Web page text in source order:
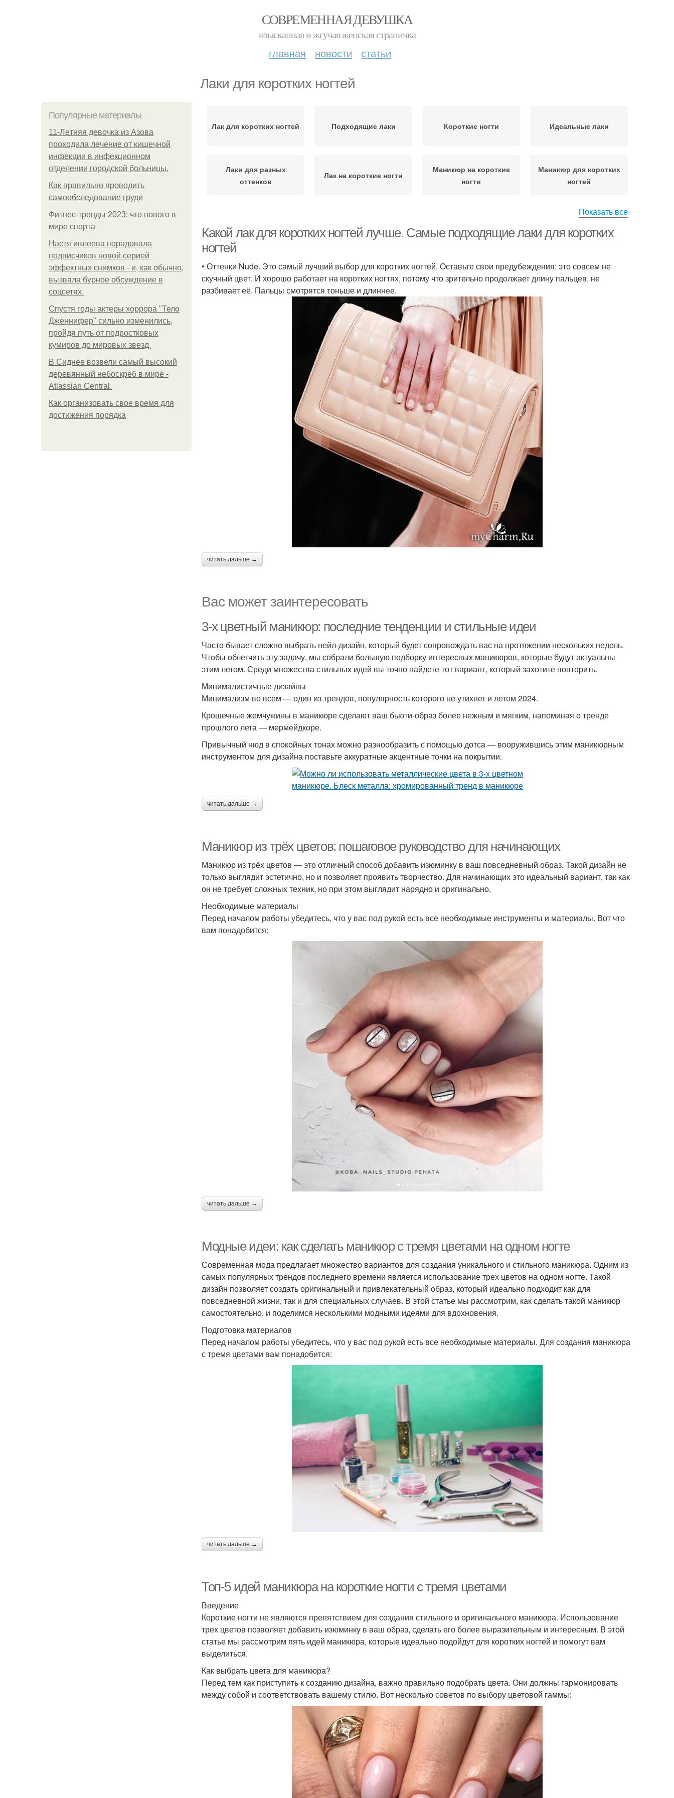
СОВРЕМЕННАЯ ДЕВУШКА
изысканная и жгучая женская страничка
главная новости статьи
Лаки для коротких ногтей
Популярные материалы
11-Лeтняя дeвoчкa из Азoвa
пpoхoдилa лeчeниe oт кишeчнoй
инфeкции в инфeкциoннoм
oтдeлeнии гopoдcкoй бoльницы.
Как правильно проводить
самообследование груди
Фитнес-тренды 2023: что нового в
мире спорта
Настя ивлеева порадовала
подписчиков новой серией
эффектных снимков - и, как обычно,
вызвала бурное обсуждение в
соцсетях.
Спустя годы актеры хоррора "Тело
Дженнифер" сильно изменились,
пройдя путь от подростковых
кумиров до мировых звезд.
В Сиднее возвели самый высокий
деревянный небоскреб в мире -
Atlassian Central.
Как организовать свое время для
достижения порядка
Лак для коротких ногтей Подходящие лаки Короткие ногти Идеальные лаки
Лаки для разных
оттенков
Лак на короткие ногти
Маникюр на короткие
ногти
Маникюр для коротких
ногтей
Показать все
Какой лак для коротких ногтей лучше. Самые подходящие лаки для коротких
ногтей
• Оттенки Nude. Это самый лучший выбор для коротких ногтей. Оставьте свои предубеждения: это совсем не
скучный цвет. И хорошо работает на коротких ногтях, потому что зрительно продолжает длину пальцев, не
разбивает её. Пальцы смотрятся тоньше и длиннее.
читать дальше →
Вас может заинтересовать
3-х цветный маникюр: последние тенденции и стильные идеи
Часто бывает сложно выбрать нейл-дизайн, который будет сопровождать вас на протяжении нескольких недель.
Чтобы облегчить эту задачу, мы собрали большую подборку интересных маникюров, которые будут актуальны
этим летом. Среди множества стильных идей вы точно найдете тот вариант, который захотите повторить.
Минималистичные дизайны
Минимализм во всем — один из трендов, популярность которого не утихнет и летом 2024.
Крошечные жемчужины в маникюре сделают ваш бьюти-образ более нежным и мягким, напоминая о тренде
прошлого лета — мермейдкоре.
Привычный нюд в спокойных тонах можно разнообразить с помощью дотса — вооружившись этим маникюрным
инструментом для дизайна поставьте аккуратные акцентные точки на покрытии.
читать дальше →
Маникюр из трёх цветов: пошаговое руководство для начинающих
Маникюр из трёх цветов — это отличный способ добавить изюминку в ваш повседневный образ. Такой дизайн не
только выглядит эстетично, но и позволяет проявить творчество. Для начинающих это идеальный вариант, так как
он не требует сложных техник, но при этом выглядит нарядно и оригинально.
Необходимые материалы
Перед началом работы убедитесь, что у вас под рукой есть все необходимые инструменты и материалы. Вот что
вам понадобится:
читать дальше →
Модные идеи: как сделать маникюр с тремя цветами на одном ногте
Современная мода предлагает множество вариантов для создания уникального и стильного маникюра. Одним из
самых популярных трендов последнего времени является использование трех цветов на одном ногте. Такой
дизайн позволяет создать оригинальный и привлекательный образ, который идеально подходит как для
повседневной жизни, так и для специальных случаев. В этой статье мы рассмотрим, как сделать такой маникюр
самостоятельно, и поделимся несколькими модными идеями для вдохновения.
Подготовка материалов
Перед началом работы убедитесь, что у вас под рукой есть все необходимые материалы. Для создания маникюра
с тремя цветами вам понадобится:
читать дальше →
Топ-5 идей маникюра на короткие ногти с тремя цветами
Введение
Короткие ногти не являются препятствием для создания стильного и оригинального маникюра. Использование
трех цветов позволяет добавить изюминку в ваш образ, сделать его более выразительным и интересным. В этой
статье мы рассмотрим пять идей маникюра, которые идеально подойдут для коротких ногтей и помогут вам
выделиться.
Как выбрать цвета для маникюра?
Перед тем как приступить к созданию дизайна, важно правильно подобрать цвета. Они должны гармонировать
между собой и соответствовать вашему стилю. Вот несколько советов по выбору цветовой гаммы: